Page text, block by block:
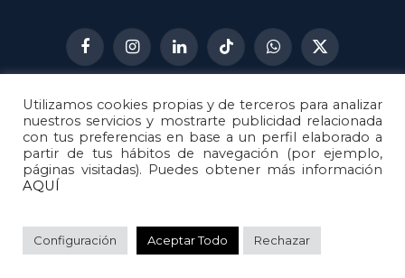
FacebookInstagramLinkedInTikTokWhatsApp
X
(Twitter)
AVISO LEGAL
METODOLOGÍA
POLÍTICA DE COOKIES
POLÍTICA DE CORRECCIONES
© 2026Metech. Todos los derechos reservados.
Utilizamos cookies propias y de terceros para analizar
nuestros servicios y mostrarte publicidad relacionada
con tus preferencias en base a un perfil elaborado a
partir de tus hábitos de navegación (por ejemplo,
páginas visitadas). Puedes obtener más información
AQUÍ
Configuración Aceptar Todo Rechazar